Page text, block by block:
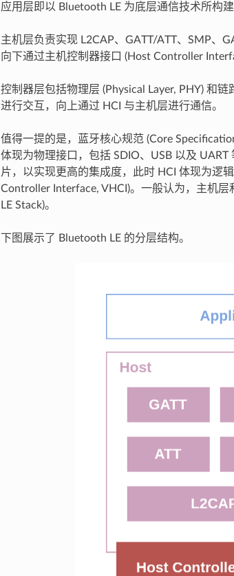
应用层即以 Bluetooth LE 为底层通信技术所构
主机层负责实现 L2CAP、GATT/ATT、SMP、
向下通过主机控制器接口 (Host Controller
控制器层包括物理层 (Physical Layer, PHY) 和
进行交互，向上通过 HCI 与主机层进行通信。
值得一提的是，蓝牙核心规范 (Core
体现为物理接口，包括 SDIO、USB 以及
片，以实现更高的集成度，此时 HCI 体现为逻
Controller Interface, VHCI)。一般认为，主机
LE Stack)。
下图展示了 Bluetooth LE 的分层结构。